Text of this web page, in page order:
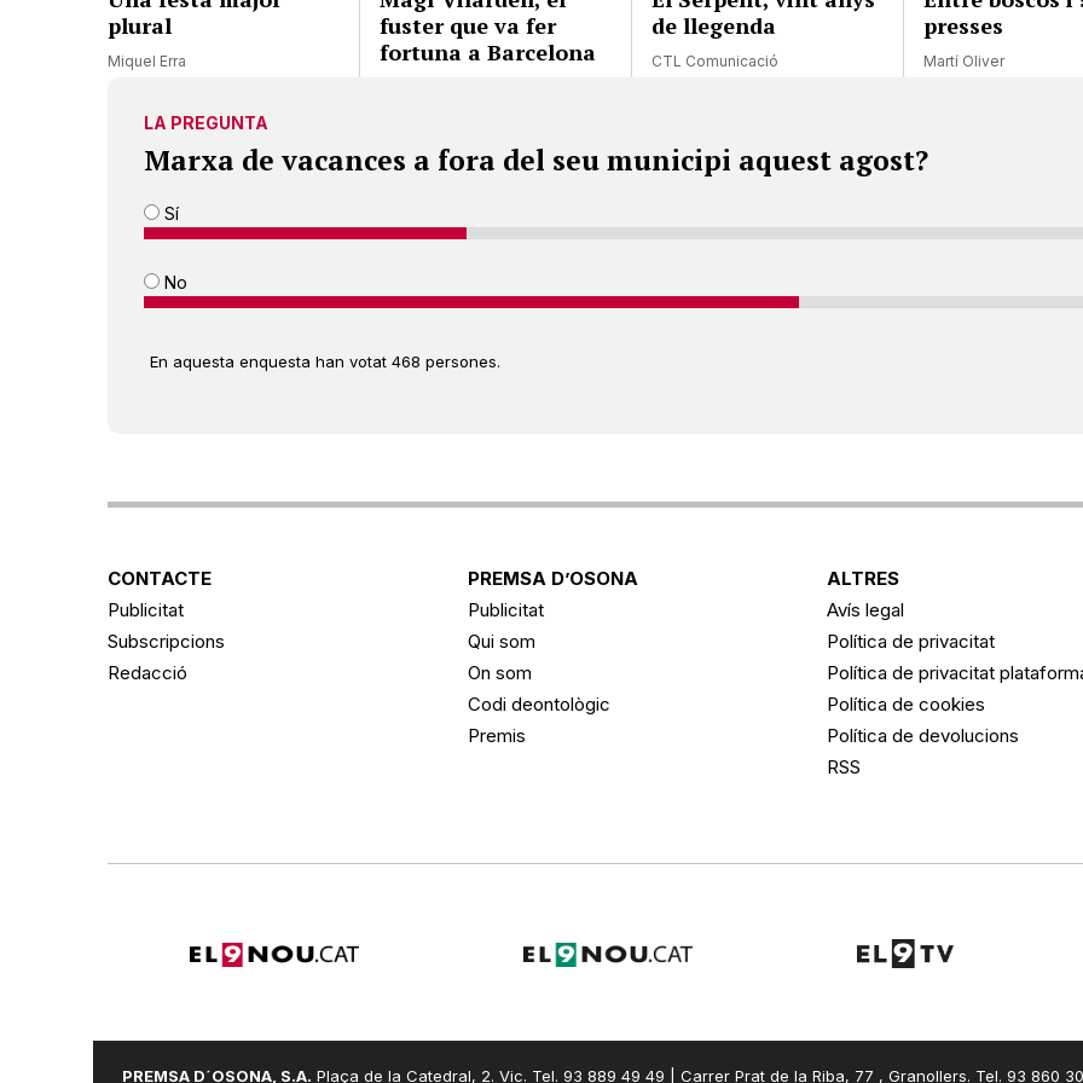
plural
Miquel Erra
fuster que va fer
fortuna a Barcelona
de llegenda
CTL Comunicació
presses
Martí Oliver
LA PREGUNTA
Marxa de vacances a fora del seu municipi aquest agost?
Sí
No
En aquesta enquesta han votat 468 persones.
CONTACTE
Publicitat
Subscripcions
Redacció
PREMSA D’OSONA
Publicitat
Qui som
On som
Codi deontològic
Premis
ALTRES
Avís legal
Política de privacitat
Política de privacitat
Política de cookies
Política de devolucions
RSS
PREMSA D´OSONA, S.A. Plaça de la Catedral, 2. Vic. Tel. 93 889 49 49 | Carrer Prat de la Riba, 77 , Granollers. Tel. 93 860